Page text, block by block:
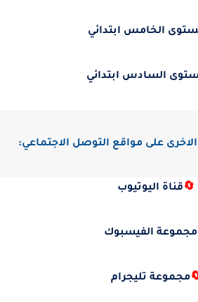
الخامس ابتدائي
السادس ابتدائي
الاخرى على مواقع التوصل الاجتماعي:
🔄قناة اليوتيوب
مجموعة الفيسبوك
مجموعة تليجرام